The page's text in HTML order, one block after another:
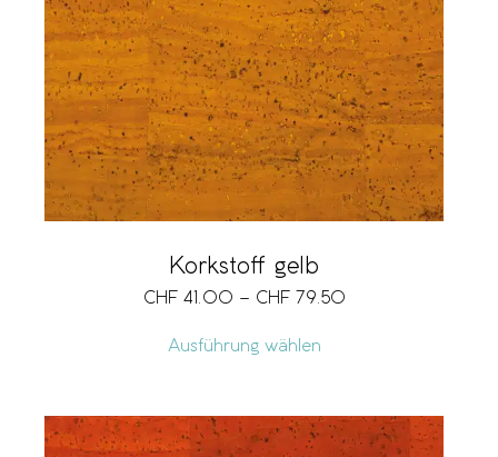
Korkstoff gelb
CHF 41.00 – CHF 79.50
Ausführung wählen